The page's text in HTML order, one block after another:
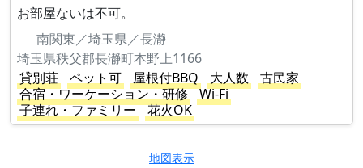
お部屋ないは不可。
南関東／埼玉県／長瀞
埼玉県秩父郡長瀞町本野上1166
貸別荘
ペット可 屋根付BBQ 大人数
古民家
合宿・ワーケーション・研修
Wi-Fi
子連れ・ファミリー
花火OK
地図表示